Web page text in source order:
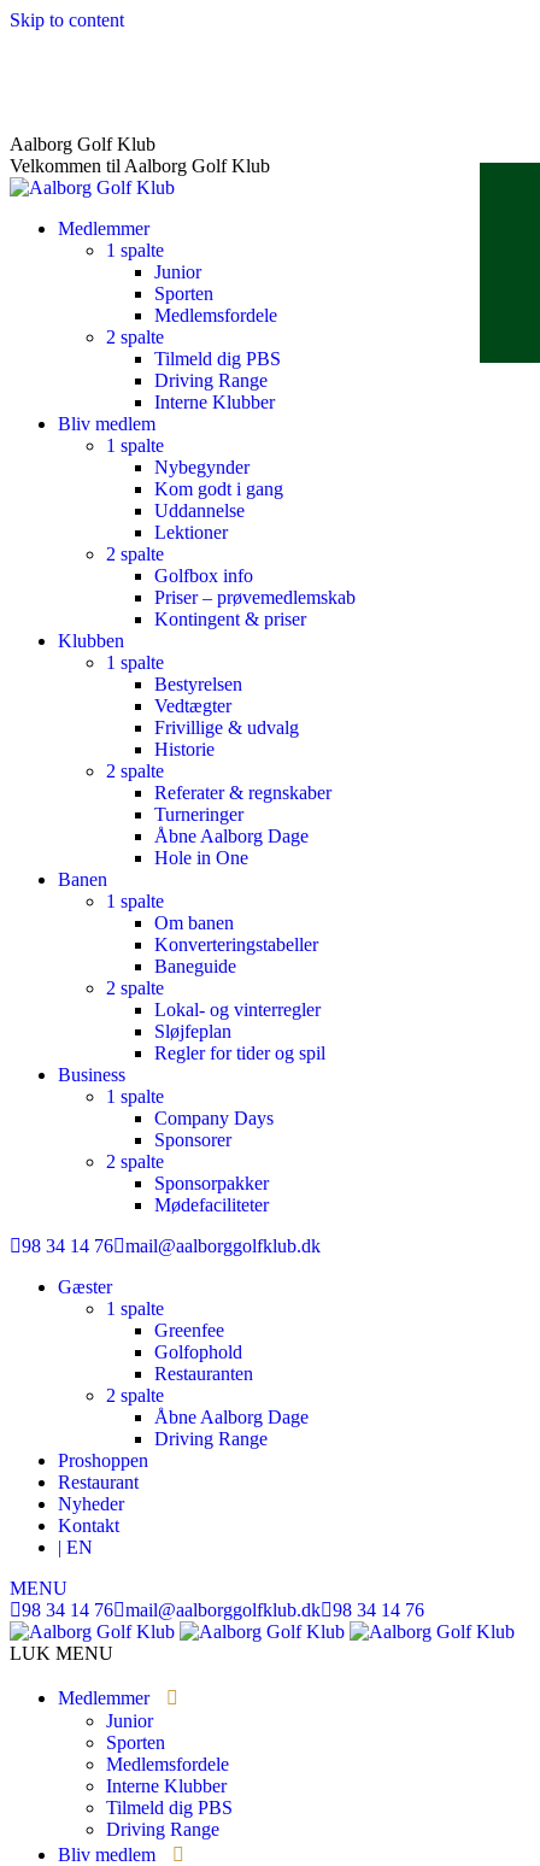
Skip to content
Aalborg Golf Klub
Velkommen til Aalborg Golf Klub
Medlemmer
1 spalte
Junior
Sporten
Medlemsfordele
2 spalte
Tilmeld dig PBS
Driving Range
Interne Klubber
Bliv medlem
1 spalte
Nybegynder
Kom godt i gang
Uddannelse
Lektioner
2 spalte
Golfbox info
Priser – prøvemedlemskab
Kontingent & priser
Klubben
1 spalte
Bestyrelsen
Vedtægter
Frivillige & udvalg
Historie
2 spalte
Referater & regnskaber
Turneringer
Åbne Aalborg Dage
Hole in One
Banen
1 spalte
Om banen
Konverteringstabeller
Baneguide
2 spalte
Lokal- og vinterregler
Sløjfeplan
Regler for tider og spil
Business
1 spalte
Company Days
Sponsorer
2 spalte
Sponsorpakker
Mødefaciliteter
98 34 14 76 mail@aalborggolfklub.dk
Gæster
1 spalte
Greenfee
Golfophold
Restauranten
2 spalte
Åbne Aalborg Dage
Driving Range
Proshoppen
Restaurant
Nyheder
Kontakt
| EN
MENU
98 34 14 76 mail@aalborggolfklub.dk 98 34 14 76
LUK MENU
Medlemmer
Junior
Sporten
Medlemsfordele
Interne Klubber
Tilmeld dig PBS
Driving Range
Bliv medlem